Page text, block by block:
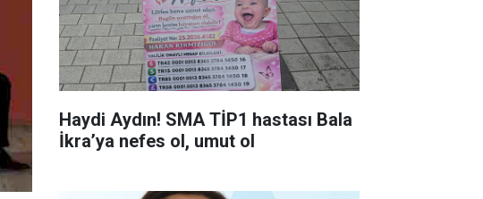
Haydi Aydın! SMA TİP1 hastası Bala
İkra’ya nefes ol, umut ol